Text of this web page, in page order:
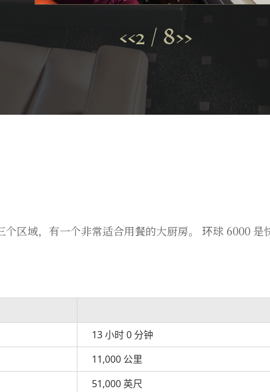
2/8
个区域，有一个非常适合用餐的大厨房。 环球 6000 是
13 小时 0 分钟
11,000 公里
51,000 英尺